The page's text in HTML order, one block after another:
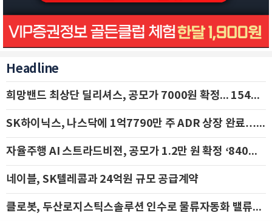
Headline
희망밴드 최상단 딜리셔스, 공모가 7000원 확정... 154억 규모 IPO 돌입
SK하이닉스, 나스닥에 1억7790만 주 ADR 상장 완료…29일 국내 추가 상장
자율주행 AI 스트라드비젼, 공모가 1.2만 원 확정 ‘840억 수혈’
네이블, SK텔레콤과 24억원 규모 공급계약
클로봇, 두산로지스틱스솔루션 인수로 물류자동화 밸류체인 확장 추진 - IBK투자증권